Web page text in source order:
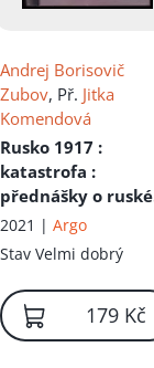
Andrej Borisovič
Zubov, Př. Jitka
Komendová
Rusko 1917 :
katastrofa :
přednášky o ruské
revoluci
2021 |Argo
StavVelmi dobrý
179 Kč